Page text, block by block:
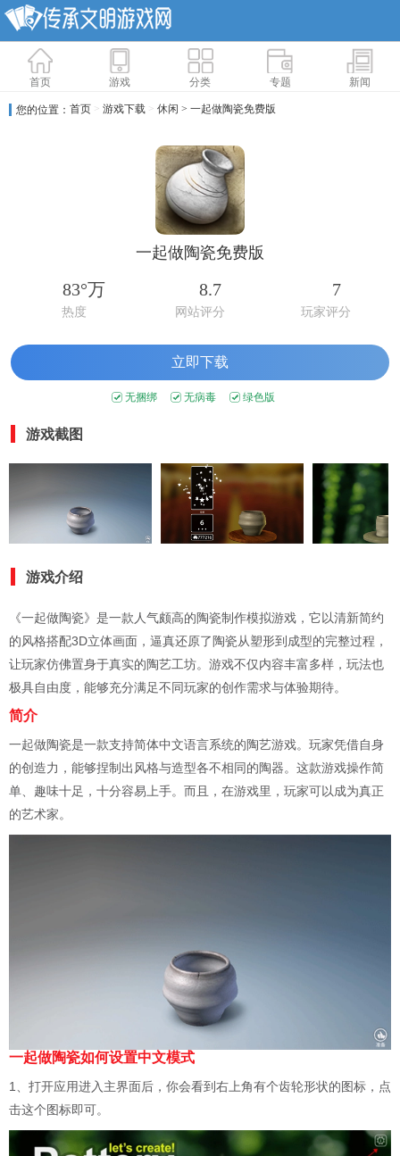
首页 游戏 分类 专题 新闻
您的位置： 首页 > 游戏下载 > 休闲 > 一起做陶瓷免费版
一起做陶瓷免费版
83°万
热度
8.7
网站评分
7
玩家评分
立即下载
无捆绑 无病毒 绿色版
游戏截图
游戏介绍
《一起做陶瓷》是一款人气颇高的陶瓷制作模拟游戏，它以清新简约
的风格搭配3D立体画面，逼真还原了陶瓷从塑形到成型的完整过程，
让玩家仿佛置身于真实的陶艺工坊。游戏不仅内容丰富多样，玩法也
极具自由度，能够充分满足不同玩家的创作需求与体验期待。
简介
一起做陶瓷是一款支持简体中文语言系统的陶艺游戏。玩家凭借自身
的创造力，能够捏制出风格与造型各不相同的陶器。这款游戏操作简
单、趣味十足，十分容易上手。而且，在游戏里，玩家可以成为真正
的艺术家。
一起做陶瓷如何设置中文模式
1、打开应用进入主界面后，你会看到右上角有个齿轮形状的图标，点
击这个图标即可。